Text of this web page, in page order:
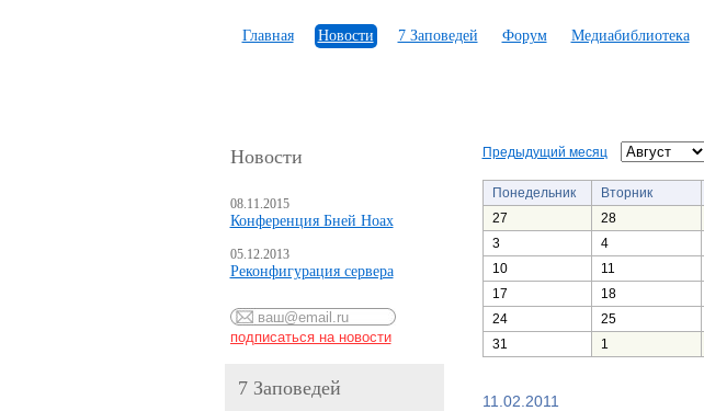
Главная Новости 7 Заповедей Форум Медиабиблиотека
Новости
08.11.2015
Конференция Бней Ноах
05.12.2013
Реконфигурация сервера
7 Заповедей
Предыдущий месяц
Понедельник Вторник
27
28
3
4
10
11
17
18
24
25
31
1
11.02.2011